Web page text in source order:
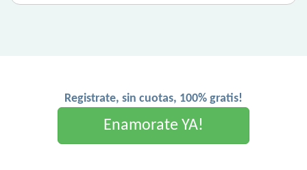
Registrate, sin cuotas, 100% gratis!
Enamorate YA!